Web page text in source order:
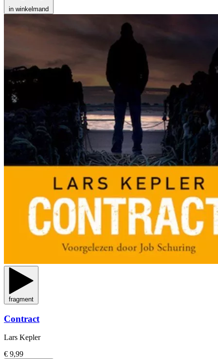
in winkelmand
fragment
Contract
Lars Kepler
€ 9,99